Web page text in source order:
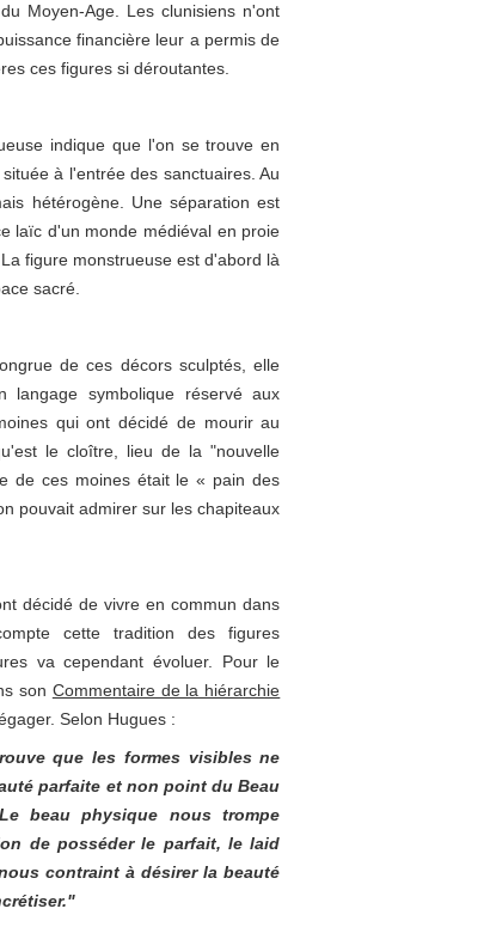
Moyen-Age. Les clunisiens n'ont
financière leur a permis de
ces figures si déroutantes.
indique que l'on se trouve en
à l'entrée des sanctuaires. Au
hétérogène. Une séparation est
laïc d'un monde médiéval en proie
figure monstrueuse est d'abord là
sacré.
de ces décors sculptés, elle
langage symbolique réservé aux
qui ont décidé de mourir au
le cloître, lieu de la "nouvelle
de ces moines était le « pain des
pouvait admirer sur les chapiteaux
décidé de vivre en commun dans
cette tradition des figures
va cependant évoluer. Pour le
son Commentaire de la hiérarchie
Selon Hugues :
que les formes visibles ne
parfaite et non point du Beau
beau physique nous trompe
de posséder le parfait, le laid
contraint à désirer la beauté